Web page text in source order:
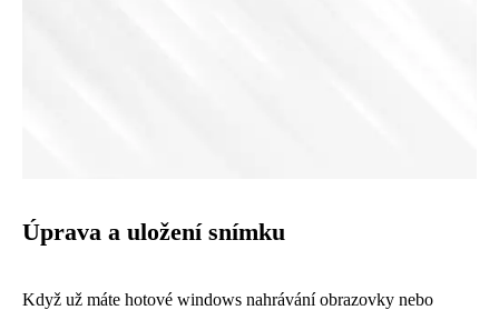
Úprava a uložení snímku
Když už máte hotové windows nahrávání obrazovky nebo